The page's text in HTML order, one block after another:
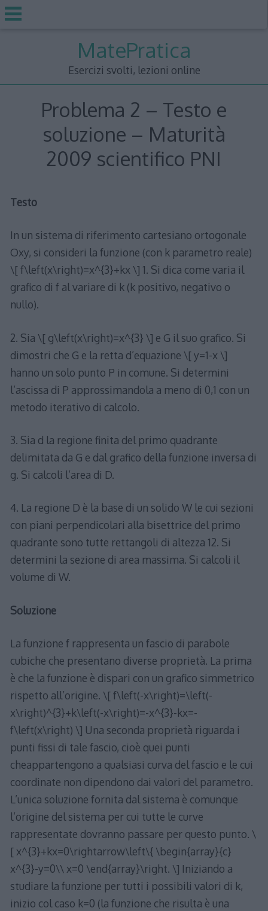
MatePratica
Esercizi svolti, lezioni online
Problema 2 – Testo e
soluzione – Maturità
2009 scientifico PNI
Testo
In un sistema di riferimento cartesiano ortogonale
Oxy, si consideri la funzione (con k parametro reale)
\[ f\left(x\right)=x^{3}+kx \] 1. Si dica come varia il
grafico di f al variare di k (k positivo, negativo o
nullo).
2. Sia \[ g\left(x\right)=x^{3} \] e G il suo grafico. Si
dimostri che G e la retta d’equazione \[ y=1-x \]
hanno un solo punto P in comune. Si determini
l’ascissa di P approssimandola a meno di 0,1 con un
metodo iterativo di calcolo.
3. Sia d la regione finita del primo quadrante
delimitata da G e dal grafico della funzione inversa di
g. Si calcoli l’area di D.
4. La regione D è la base di un solido W le cui sezioni
con piani perpendicolari alla bisettrice del primo
quadrante sono tutte rettangoli di altezza 12. Si
determini la sezione di area massima. Si calcoli il
volume di W.
Soluzione
La funzione f rappresenta un fascio di parabole
cubiche che presentano diverse proprietà. La prima
è che la funzione è dispari con un grafico simmetrico
rispetto all’origine. \[ f\left(-x\right)=\left(-
x\right)^{3}+k\left(-x\right)=-x^{3}-kx=-
f\left(x\right) \] Una seconda proprietà riguarda i
punti fissi di tale fascio, cioè quei punti
cheappartengono a qualsiasi curva del fascio e le cui
coordinate non dipendono dai valori del parametro.
L’unica soluzione fornita dal sistema è comunque
l’origine del sistema per cui tutte le curve
rappresentate dovranno passare per questo punto. \
[ x^{3}+kx=0\rightarrow\left\{ \begin{array}{c}
x^{3}-y=0\\ x=0 \end{array}\right. \] Iniziando a
studiare la funzione per tutti i possibili valori di k,
inizio col caso k=0 (la funzione che risulta è una